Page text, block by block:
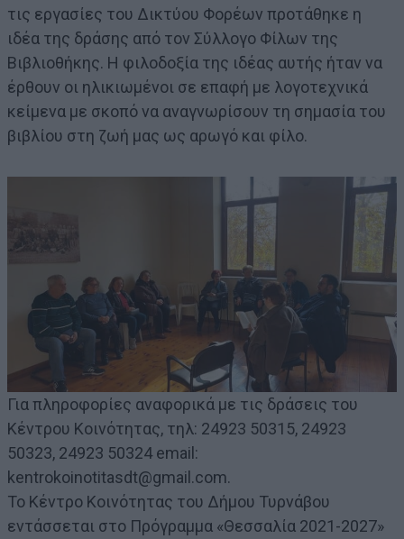
τις εργασίες του Δικτύου Φορέων προτάθηκε η
ιδέα της δράσης από τον Σύλλογο Φίλων της
Βιβλιοθήκης. Η φιλοδοξία της ιδέας αυτής ήταν να
έρθουν οι ηλικιωμένοι σε επαφή με λογοτεχνικά
κείμενα με σκοπό να αναγνωρίσουν τη σημασία του
βιβλίου στη ζωή μας ως αρωγό και φίλο.
Για πληροφορίες αναφορικά με τις δράσεις του
Κέντρου Κοινότητας, τηλ: 24923 50315, 24923
50323, 24923 50324 email:
kentrokoinotitasdt@gmail.com.
Το Κέντρο Κοινότητας του Δήμου Τυρνάβου
εντάσσεται στο Πρόγραμμα «Θεσσαλία 2021-2027»